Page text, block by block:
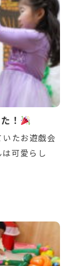
in
news-
！
たお遊戯会
可愛らし
in